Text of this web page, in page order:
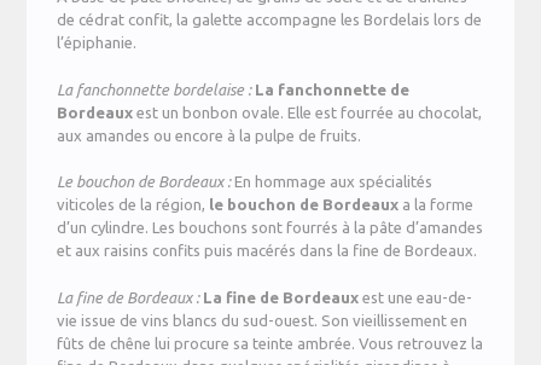
de cédrat confit, la galette accompagne les Bordelais lors de
l’épiphanie.
La fanchonnette bordelaise : La fanchonnette de
Bordeauxest un bonbon ovale. Elle est fourrée au chocolat,
aux amandes ou encore à la pulpe de fruits.
Le bouchon de Bordeaux :En hommage aux spécialités
viticoles de la région, le bouchon de Bordeaux a la forme
d’un cylindre. Les bouchons sont fourrés à la pâte d’amandes
et aux raisins confits puis macérés dans la fine de Bordeaux.
La fine de Bordeaux : La fine de Bordeaux est une eau-de-
vie issue de vins blancs du sud-ouest. Son vieillissement en
fûts de chêne lui procure sa teinte ambrée. Vous retrouvez la